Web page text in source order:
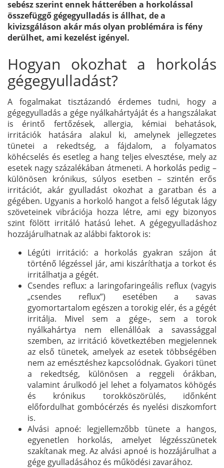
sebész szerint ennek hátterében a horkolással
összefüggő gégegyulladás is állhat, de a
kivizsgáláson akár más olyan problémára is fény
derülhet, ami kezelést igényel.
Hogyan okozhat a horkolás
gégegyulladást?
A fogalmakat tisztázandó érdemes tudni, hogy a
gégegyulladás a gége nyálkahártyáját és a hangszálakat
is érintő fertőzések, allergia, kémiai behatások,
irritációk hatására alakul ki, amelynek jellegzetes
tünetei a rekedtség, a fájdalom, a folyamatos
köhécselés és esetleg a hang teljes elvesztése, mely az
esetek nagy százalékában átmeneti. A horkolás pedig –
különösen krónikus, súlyos esetben – szintén erős
irritációt, akár gyulladást okozhat a garatban és a
gégében. Ugyanis a horkoló hangot a felső légutak lágy
szöveteinek vibrációja hozza létre, ami egy bizonyos
szint fölött irritáló hatású lehet. A gégegyulladáshoz
hozzájárulhatnak az alábbi faktorok is:
Légúti irritáció: a horkolás gyakran szájon át
történő légzéssel jár, ami kiszáríthatja a torkot és
irritálhatja a gégét.
Csendes reflux: a laringofaringeális reflux (vagyis
„csendes reflux”) esetében a savas
gyomortartalom egészen a torokig elér, és a gégét
irritálja. Mivel sem a gége-, sem a torok
nyálkahártya nem ellenállóak a savassággal
szemben, az irritáció következtében megjelennek
az első tünetek, amelyek az esetek többségében
nem az emésztéshez kapcsolódnak. Gyakori tünet
a rekedtség, különösen a reggeli órákban,
valamint árulkodó jel lehet a folyamatos köhögés
és krónikus torokköszörülés, időnként
előfordulhat gombócérzés és nyelési diszkomfort
is.
Alvási apnoé: legjellemzőbb tünete a hangos,
egyenetlen horkolás, amelyet légzésszünetek
szakítanak meg. Az alvási apnoé is hozzájárulhat a
gége gyulladásához és működési zavarához.